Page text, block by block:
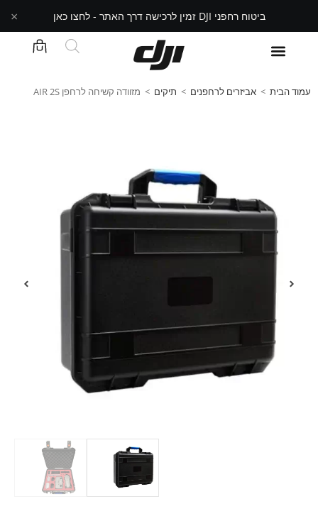
ביטוח רחפני DJI זמין לרכישה דרך האתר - לחצו כאן ×
עמוד הבית > אביזרים לרחפנים > תיקים > מזוודה קשיחה לרחפן AIR 2S